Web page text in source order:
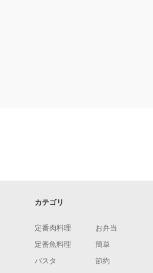
カテゴリ
定番肉料理
定番魚料理
パスタ
お弁当
簡単
節約